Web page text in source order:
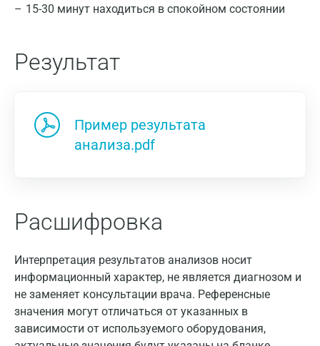
15-30 минут находиться в спокойном состоянии
Результат
Пример результата
анализа.pdf
Расшифровка
Интерпретация результатов анализов носит
информационный характер, не является диагнозом и
не заменяет консультации врача. Референсные
значения могут отличаться от указанных в
зависимости от используемого оборудования,